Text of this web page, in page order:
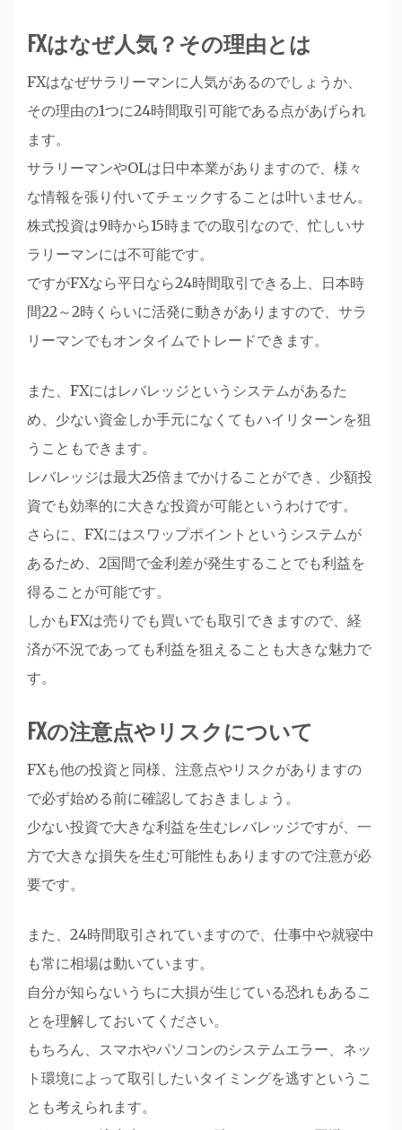
FXはなぜ人気？その理由とは
FXはなぜサラリーマンに人気があるのでしょうか、
その理由の1つに24時間取引可能である点があげられ
ます。
サラリーマンやOLは日中本業がありますので、様々
な情報を張り付いてチェックすることは叶いません。
株式投資は9時から15時までの取引なので、忙しいサ
ラリーマンには不可能です。
ですがFXなら平日なら24時間取引できる上、日本時
間22～2時くらいに活発に動きがありますので、サラ
リーマンでもオンタイムでトレードできます。
また、FXにはレバレッジというシステムがあるた
め、少ない資金しか手元になくてもハイリターンを狙
うこともできます。
レバレッジは最大25倍までかけることができ、少額投
資でも効率的に大きな投資が可能というわけです。
さらに、FXにはスワップポイントというシステムが
あるため、2国間で金利差が発生することでも利益を
得ることが可能です。
しかもFXは売りでも買いでも取引できますので、経
済が不況であっても利益を狙えることも大きな魅力で
す。
FXの注意点やリスクについて
FXも他の投資と同様、注意点やリスクがありますの
で必ず始める前に確認しておきましょう。
少ない投資で大きな利益を生むレバレッジですが、一
方で大きな損失を生む可能性もありますので注意が必
要です。
また、24時間取引されていますので、仕事中や就寝中
も常に相場は動いています。
自分が知らないうちに大損が生じている恐れもあるこ
とを理解しておいてください。
もちろん、スマホやパソコンのシステムエラー、ネッ
ト環境によって取引したいタイミングを逃すというこ
とも考えられます。